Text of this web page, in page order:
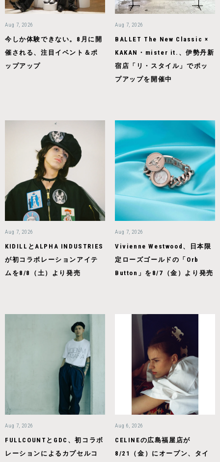
Aug 7, 2026
今しか体験できない。8月に開
催される、注目イベント＆ポ
ップアップ
Aug 7, 2026
BALLET The New Classic ×
KAKAN・mister it.、伊勢丹新
宿店「リ・スタイル」でポッ
プアップを開催中
Aug 7, 2026
KIDILLとALPHA INDUSTRIES
が初コラボレーションアイテ
ムを8/8（土）より発売
Aug 7, 2026
Vivienne Westwood、日本限
定ローズゴールドの「Orb
Button」を8/7（金）より発売
Aug 7, 2026
FULLCOUNTとGDC、初コラボ
レーションによるカプセルコ
Aug 6, 2026
CELINEの広島福屋店が
8/21（金）にオープン、タイ